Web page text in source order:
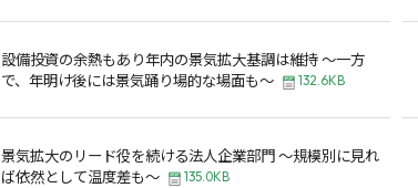
設備投資の余熱もあり年内の景気拡大基調は維持 ～一方
で、年明け後には景気踊り場的な場面も～
132.6KB
景気拡大のリード役を続ける法人企業部門 ～規模別に見れ
ば依然として温度差も～
135.0KB